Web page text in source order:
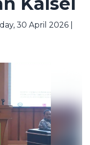
30 April 2026 |